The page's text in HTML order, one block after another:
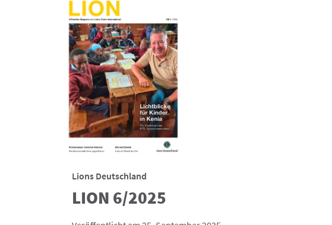
Lions Deutschland
LION 6/2025